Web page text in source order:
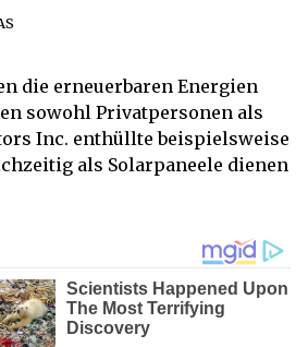
die erneuerbaren Energien
sowohl Privatpersonen als
Inc. enthüllte beispielsweise
als Solarpaneele dienen